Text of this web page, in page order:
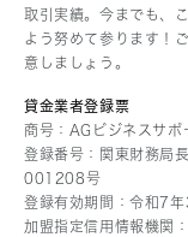
セブンシーズ
株式会社
株式会社セイロ
ビットキャッ
AIRA &
PT REKSA
取引実績。今までも、
よう努めて参ります！
意しましょう。
貸金業者登録票
商号：AGビジネスサポ
登録番号：関東財務局
001208号
登録有効期間：令和7
加盟指定信用情報機関